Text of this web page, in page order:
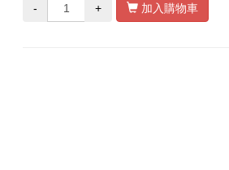
- + 加入購物車